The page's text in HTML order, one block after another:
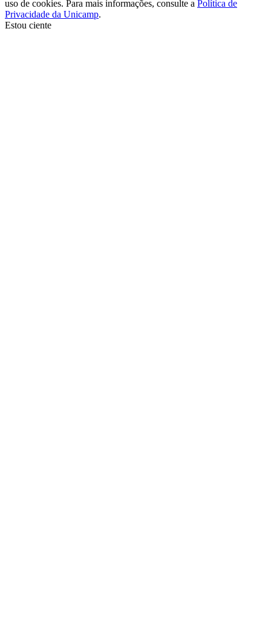
uso de cookies. Para mais informações, consulte a Política de
Privacidade da Unicamp.
Estou ciente